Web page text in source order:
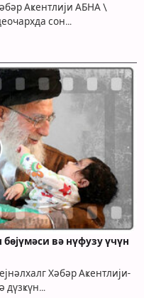
Аҝентлији АБНА \
сон…
вә нүфузу үчүн
Хәбәр Аҝентлији-
дүзҝүн…